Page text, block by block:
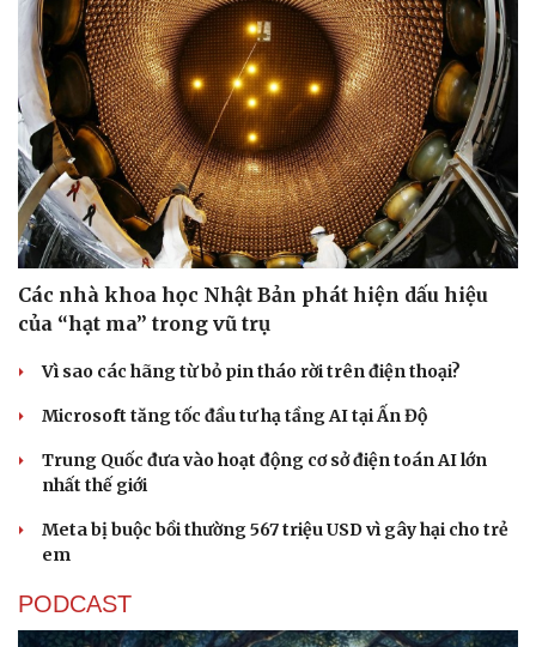
Các nhà khoa học Nhật Bản phát hiện dấu hiệu
của “hạt ma” trong vũ trụ
Vì sao các hãng từ bỏ pin tháo rời trên điện thoại?
Microsoft tăng tốc đầu tư hạ tầng AI tại Ấn Độ
Trung Quốc đưa vào hoạt động cơ sở điện toán AI lớn
nhất thế giới
Meta bị buộc bồi thường 567 triệu USD vì gây hại cho trẻ
em
PODCAST